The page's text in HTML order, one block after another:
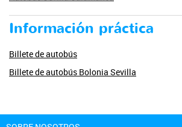
Información práctica
Billete de autobús
Billete de autobús Bolonia Sevilla